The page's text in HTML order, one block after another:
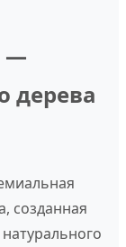
—
дерева
созданная